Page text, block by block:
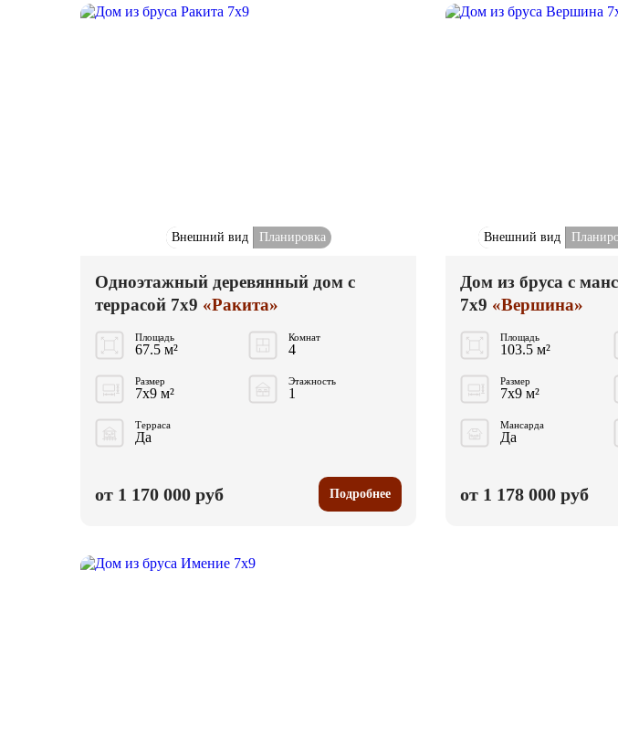
Внешний вид Планировка
Одноэтажный деревянный дом с
террасой 7x9 «Ракита»
Площадь
67.5 м²
Комнат
4
Размер
7x9 м²
Этажность
1
Терраса
Да
от 1 170 000 руб Подробнее
Внешний вид
Дом из бруса с
7x9 «Вершина»
Площадь
103.5 м²
Размер
7x9 м²
Мансарда
Да
от 1 178 000 руб